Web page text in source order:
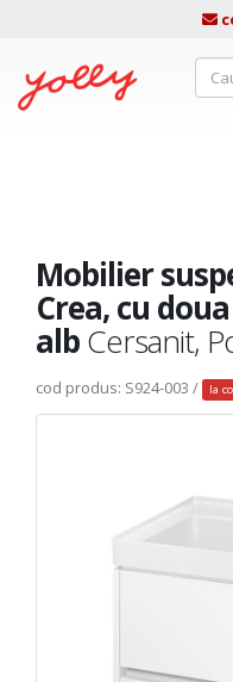
Mobilier
Crea, cu
albCersanit,
cod produs: S924-003 / la